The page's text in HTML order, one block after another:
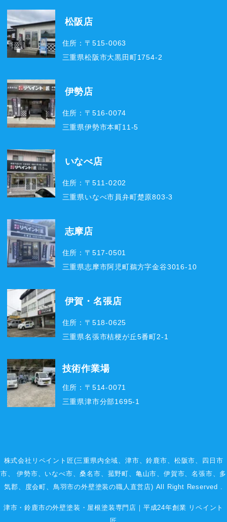
松阪店
住所：〒515-0063
三重県松阪市大黒田町1754-2
伊勢店
住所：〒516-0074
三重県伊勢市本町11-5
いなべ店
住所：〒511-0202
三重県いなべ市員弁町楚原803-3
志摩店
住所：〒517-0501
三重県志摩市阿児町鵜方字金谷3016-10
伊賀・名張店
住所：〒518-0625
三重県名張市桔梗が丘5番町2-1
技術作業場
住所：〒514-0071
三重県津市分部1695-1
株式会社リペイント匠(三重県内全域、津市、鈴鹿市、 松阪市、 四日市
市、 伊勢市、いなべ市、桑名市、菰野町、 亀山市、伊賀市、名張市、多
気郡、度会町、鳥羽市の外壁塗装の職人直営店) All Right Reserved .
津市・鈴鹿市の外壁塗装・屋根塗装専門店｜平成24年創業 リペイント